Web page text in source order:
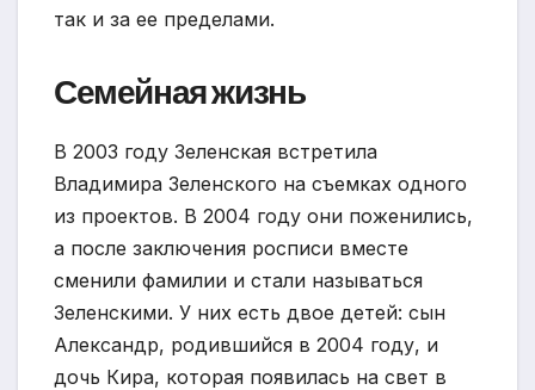
так и за ее пределами.
Семейная жизнь
В 2003 году Зеленская встретила
Владимира Зеленского на съемках одного
из проектов. В 2004 году они поженились,
а после заключения росписи вместе
сменили фамилии и стали называться
Зеленскими. У них есть двое детей: сын
Александр, родившийся в 2004 году, и
дочь Кира, которая появилась на свет в